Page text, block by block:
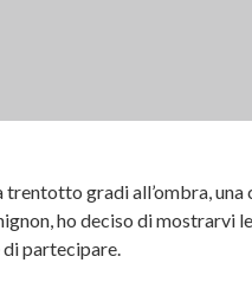
trentotto gradi all’ombra,
ho deciso di mostrarvi
di partecipare.